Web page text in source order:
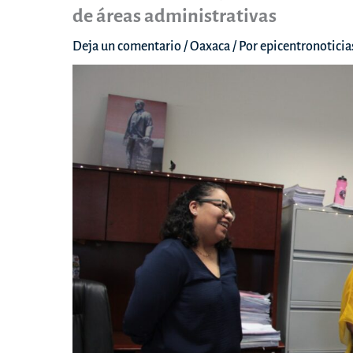
de áreas administrativas
Deja un comentario/Oaxaca/ Por